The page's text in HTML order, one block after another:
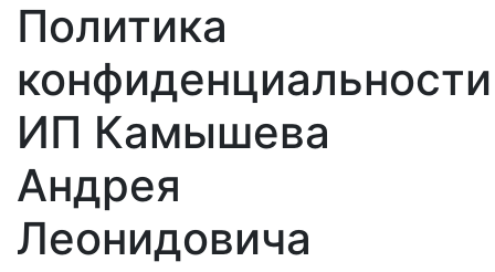
Политика
конфиденциальности
ИП Камышева
Андрея
Леонидовича